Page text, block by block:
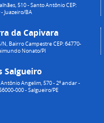
510 - Santo Antônio CEP:
Juazeiro/BA
da Capivara
N, Bairro Campestre CEP: 64770-
Nonato/PI
Salgueiro
Angelim, 570 - 2º andar -
000 - Salgueiro/PE